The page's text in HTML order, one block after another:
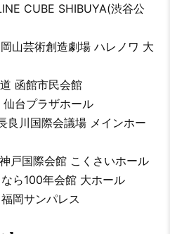
CUBE SHIBUYA(渋谷公
山芸術創造劇場 ハレノワ 大
函館市民会館
台プラザホール
川国際会議場 メインホー
戸国際会館 こくさいホール
ら100年会館 大ホール
岡サンパレス